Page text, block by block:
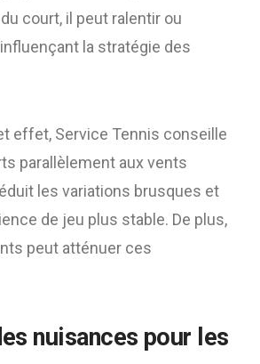
court, il peut ralentir ou
la stratégie des
effet, Service Tennis conseille
parallèlement aux vents
les variations brusques et
de jeu plus stable. De plus,
peut atténuer ces
nuisances pour les